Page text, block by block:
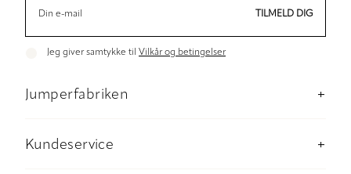
TILMELD DIG
Jeg giver samtykke til Vilkår og betingelser
Jumperfabriken
Butik Stockholm
Kundeservice